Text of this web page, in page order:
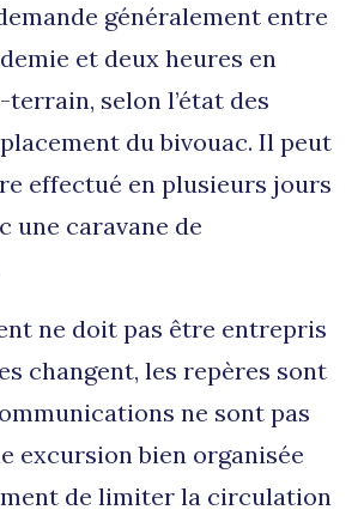
généralement entre
et deux heures en
selon l’état des
du bivouac. Il peut
effectué en plusieurs jours
une caravane de
ne doit pas être entrepris
changent, les repères sont
ne sont pas
excursion bien organisée
de limiter la circulation